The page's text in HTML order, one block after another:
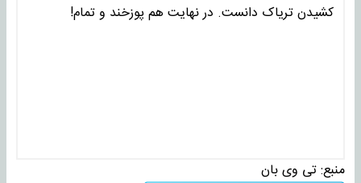
کشیدن تریاک دانست. در نهایت هم پوزخند و تمام!
منبع:تی وی بان